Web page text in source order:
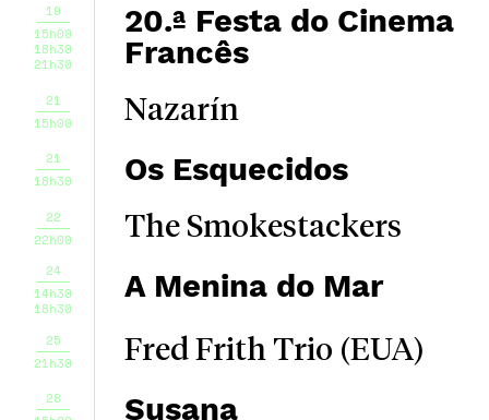
19
15h00
18h30
21h30
20.ª Festa do Cinema
Francês
21
15h00
Nazarín
21
18h30
Os Esquecidos
22
22h00
The Smokestackers
24
14h30
18h30
A Menina do Mar
25
21h30
Fred Frith Trio (EUA)
28
Susana